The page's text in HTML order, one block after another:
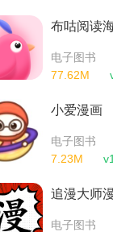
布咕阅读
电子图书
77.62M
小爱漫画
电子图书
7.23M
追漫大师
电子图书